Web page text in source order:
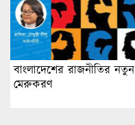
বাংলাদেশের রাজনীতির নতুন
মেরুকরণ